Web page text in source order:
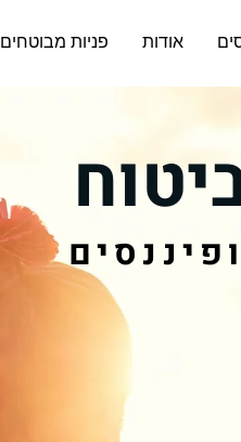
אודות פניות מבוטחים